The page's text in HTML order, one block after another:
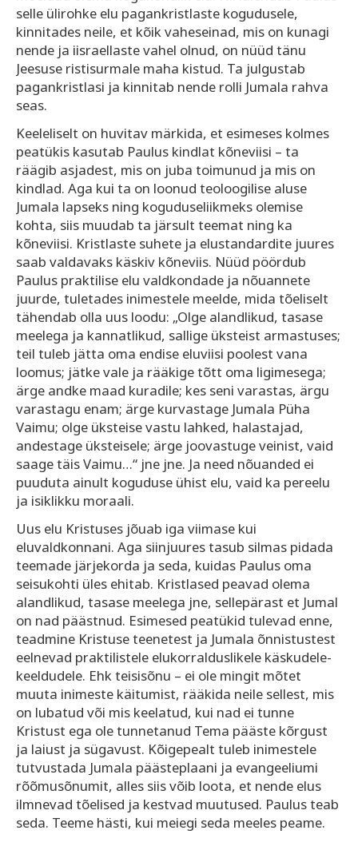
selle ülirohke elu pagankristlaste kogudusele,
kinnitades neile, et kõik vaheseinad, mis on kunagi
nende ja iisraellaste vahel olnud, on nüüd tänu
Jeesuse ristisurmale maha kistud. Ta julgustab
pagankristlasi ja kinnitab nende rolli Jumala rahva
seas.
Keeleliselt on huvitav märkida, et esimeses kolmes
peatükis kasutab Paulus kindlat kõneviisi – ta
räägib asjadest, mis on juba toimunud ja mis on
kindlad. Aga kui ta on loonud teoloogilise aluse
Jumala lapseks ning koguduseliikmeks olemise
kohta, siis muudab ta järsult teemat ning ka
kõneviisi. Kristlaste suhete ja elustandardite juures
saab valdavaks käskiv kõneviis. Nüüd pöördub
Paulus praktilise elu valdkondade ja nõuannete
juurde, tuletades inimestele meelde, mida tõeliselt
tähendab olla uus loodu: „Olge alandlikud, tasase
meelega ja kannatlikud, sallige üksteist armastuses;
teil tuleb jätta oma endise eluviisi poolest vana
loomus; jätke vale ja rääkige tõtt oma ligimesega;
ärge andke maad kuradile; kes seni varastas, ärgu
varastagu enam; ärge kurvastage Jumala Püha
Vaimu; olge üksteise vastu lahked, halastajad,
andestage üksteisele; ärge joovastuge veinist, vaid
saage täis Vaimu…“ jne jne. Ja need nõuanded ei
puuduta ainult koguduse ühist elu, vaid ka pereelu
ja isiklikku moraali.
Uus elu Kristuses jõuab iga viimase kui
eluvaldkonnani. Aga siinjuures tasub silmas pidada
teemade järjekorda ja seda, kuidas Paulus oma
seisukohti üles ehitab. Kristlased peavad olema
alandlikud, tasase meelega jne, sellepärast et Jumal
on nad päästnud. Esimesed peatükid tulevad enne,
teadmine Kristuse teenetest ja Jumala õnnistustest
eelnevad praktilistele elukorralduslikele käskudele-
keeldudele. Ehk teisisõnu – ei ole mingit mõtet
muuta inimeste käitumist, rääkida neile sellest, mis
on lubatud või mis keelatud, kui nad ei tunne
Kristust ega ole tunnetanud Tema pääste kõrgust
ja laiust ja sügavust. Kõigepealt tuleb inimestele
tutvustada Jumala päästeplaani ja evangeeliumi
rõõmusõnumit, alles siis võib loota, et nende elus
ilmnevad tõelised ja kestvad muutused. Paulus teab
seda. Teeme hästi, kui meiegi seda meeles peame.